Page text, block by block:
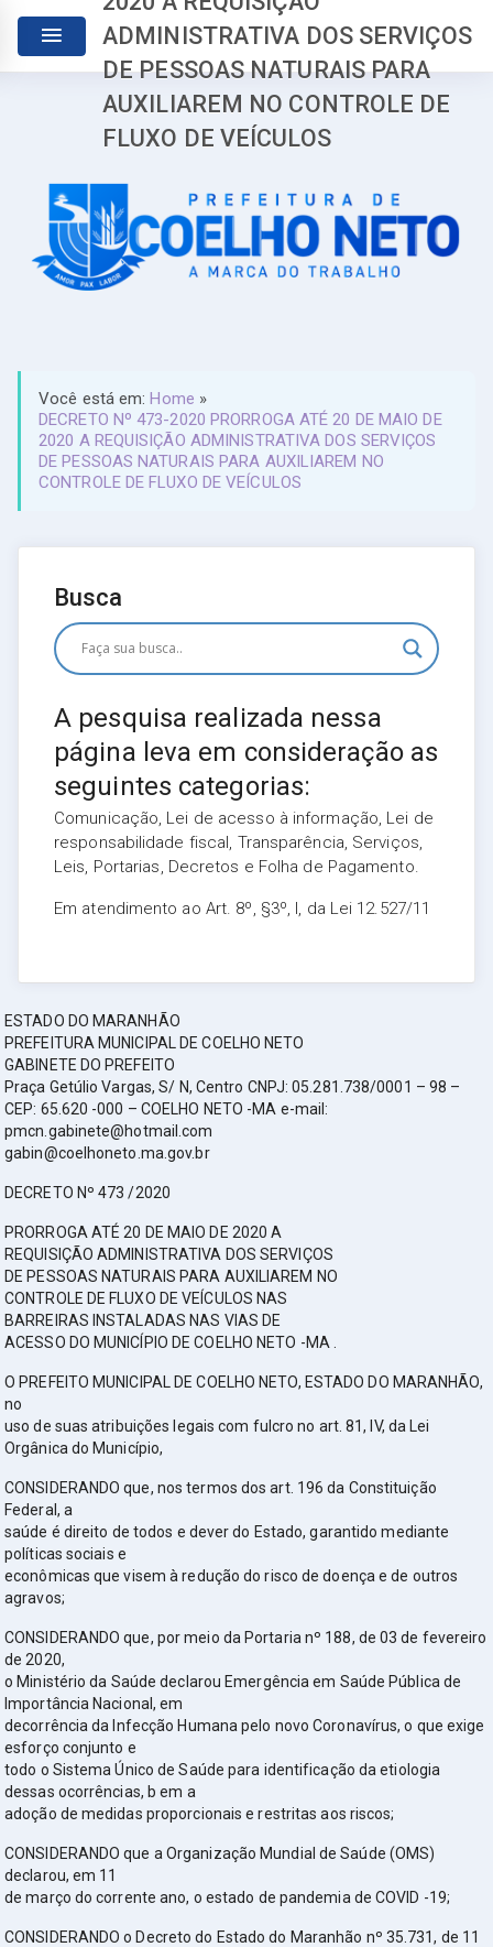
ADMINISTRATIVA DOS SERVIÇOS
DE PESSOAS NATURAIS PARA
AUXILIAREM NO CONTROLE DE
FLUXO DE VEÍCULOS
Você está em:Home »
DECRETO Nº 473-2020 PRORROGA ATÉ 20 DE MAIO DE
2020 A REQUISIÇÃO ADMINISTRATIVA DOS SERVIÇOS
DE PESSOAS NATURAIS PARA AUXILIAREM NO
CONTROLE DE FLUXO DE VEÍCULOS
Busca
A pesquisa realizada nessa
página leva em consideração as
seguintes categorias:
Comunicação, Lei de acesso à informação, Lei de
responsabilidade fiscal, Transparência, Serviços,
Leis, Portarias, Decretos e Folha de Pagamento.
Em atendimento ao Art. 8º, §3º, I, da Lei 12.527/11
ESTADO DO MARANHÃO
PREFEITURA MUNICIPAL DE COELHO NETO
GABINETE DO PREFEITO
Praça Getúlio Vargas, S/ N, Centro CNPJ: 05.281.738/0001 – 98 –
CEP: 65.620 -000 – COELHO NETO -MA e-mail:
pmcn.gabinete@hotmail.com
gabin@coelhoneto.ma.gov.br
DECRETO Nº 473 /2020
PRORROGA ATÉ 20 DE MAIO DE 2020 A
REQUISIÇÃO ADMINISTRATIVA DOS SERVIÇOS
DE PESSOAS NATURAIS PARA AUXILIAREM NO
CONTROLE DE FLUXO DE VEÍCULOS NAS
BARREIRAS INSTALADAS NAS VIAS DE
ACESSO DO MUNICÍPIO DE COELHO NETO -MA .
O PREFEITO MUNICIPAL DE COELHO NETO, ESTADO DO MARANHÃO,
no
uso de suas atribuições legais com fulcro no art. 81, IV, da Lei
Orgânica do Município,
CONSIDERANDO que, nos termos dos art. 196 da Constituição
Federal, a
saúde é direito de todos e dever do Estado, garantido mediante
políticas sociais e
econômicas que visem à redução do risco de doença e de outros
agravos;
CONSIDERANDO que, por meio da Portaria nº 188, de 03 de fevereiro
de 2020,
o Ministério da Saúde declarou Emergência em Saúde Pública de
Importância Nacional, em
decorrência da Infecção Humana pelo novo Coronavírus, o que exige
esforço conjunto e
todo o Sistema Único de Saúde para identificação da etiologia
dessas ocorrências, b em a
adoção de medidas proporcionais e restritas aos riscos;
CONSIDERANDO que a Organização Mundial de Saúde (OMS)
declarou, em 11
de março do corrente ano, o estado de pandemia de COVID -19;
CONSIDERANDO o Decreto do Estado do Maranhão nº 35.731, de 11